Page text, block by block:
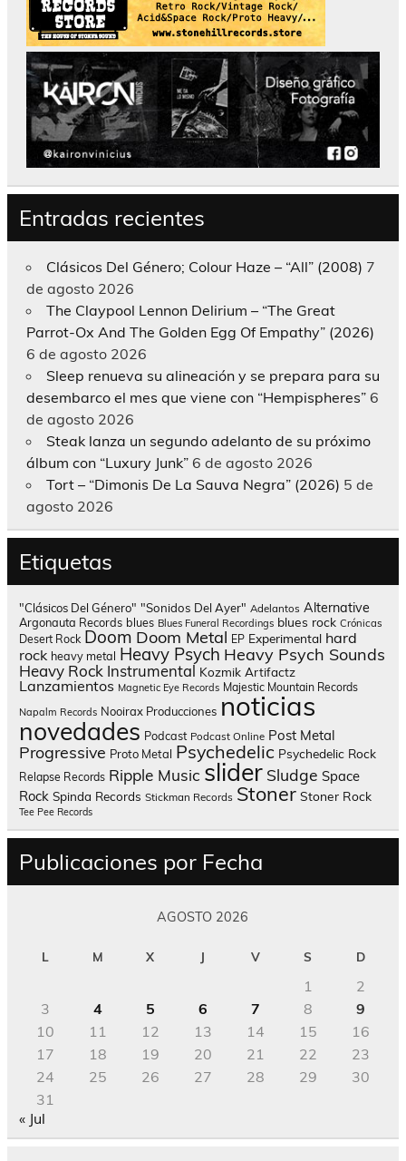
Entradas recientes
Clásicos Del Género; Colour Haze – “All” (2008) 7
de agosto 2026
The Claypool Lennon Delirium – “The Great
Parrot-Ox And The Golden Egg Of Empathy” (2026)
6 de agosto 2026
Sleep renueva su alineación y se prepara para su
desembarco el mes que viene con “Hempispheres” 6
de agosto 2026
Steak lanza un segundo adelanto de su próximo
álbum con “Luxury Junk” 6 de agosto 2026
Tort – “Dimonis De La Sauva Negra” (2026) 5 de
agosto 2026
Etiquetas
"Clásicos Del Género" "Sonidos Del Ayer" Adelantos Alternative
Argonauta Records blues Blues Funeral Recordings blues rock Crónicas
Desert Rock Doom Doom Metal EP Experimental hard
rock heavy metal Heavy Psych Heavy Psych Sounds
Heavy Rock Instrumental Kozmik Artifactz
Lanzamientos Magnetic Eye Records Majestic Mountain Records
Napalm Records Nooirax Producciones noticias
novedades Podcast Podcast Online Post Metal
Progressive Proto Metal Psychedelic Psychedelic Rock
Relapse Records Ripple Music slider Sludge Space
Rock Spinda Records Stickman Records Stoner Stoner Rock
Tee Pee Records
Publicaciones por Fecha
AGOSTO 2026
L M X J V S D
1
2
3
4 5 6 7 8
9
10
11 12 13 14 15
16
17
18 19 20 21 22
23
24
25 26 27 28 29
30
31
« Jul